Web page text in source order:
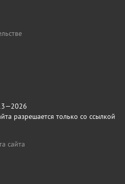
разрешается только со ссылкой
сайта